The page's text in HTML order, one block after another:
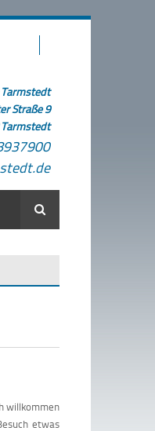
Straße 9
Tarmstedt
Suche
willkommen
etwas